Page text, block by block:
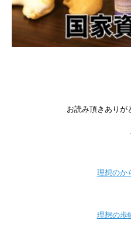
お読み頂きありが
理想のか
理想の歩